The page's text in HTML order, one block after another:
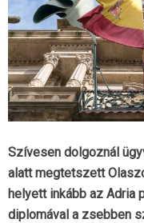
Szívesen dolgoznál
alatt megtetszett
helyett inkább az Adria
diplomával a zsebben